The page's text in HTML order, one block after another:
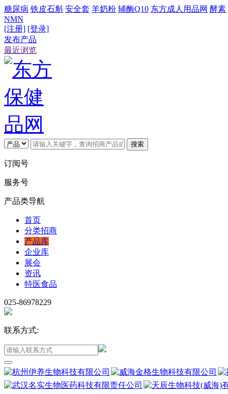
糖尿病 铁皮石斛 安全套 羊奶粉 辅酶Q10 东方成人用品网 酵素
NMN
[注册] [登录]
发布产品
最近浏览
搜索
订阅号
服务号
产品类导航
首页
分类招商
产品库
企业库
展会
资讯
特医食品
025-86978229
联系方式: